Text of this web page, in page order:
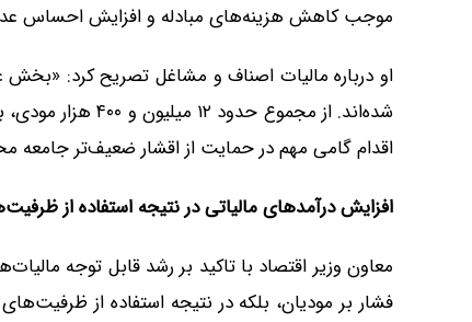
موجب کاهش هزینه‌های مبادله و افزایش احساس
او درباره مالیات اصناف و مشاغل تصریح کرد: «بخش
اقدام گامی مهم در حمایت از اقشار ضعیف‌تر
افزایش درآمدهای مالیاتی در نتیجه استفاده از
معاون وزیر اقتصاد با تاکید بر رشد قابل توجه
فشار بر مودیان، بلکه در نتیجه استفاده از